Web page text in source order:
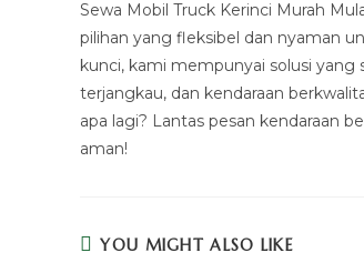
Sewa Mobil Truck Kerinci Murah
pilihan yang fleksibel dan nyaman
kunci, kami mempunyai solusi
terjangkau, dan kendaraan
apa lagi? Lantas pesan kendaraan
aman!
YOU MIGHT ALSO LIKE